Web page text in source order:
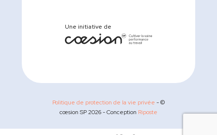
Une initiative de
Politique de protection de la vie privée - ©
cœsion SP2026- Conception Riposte